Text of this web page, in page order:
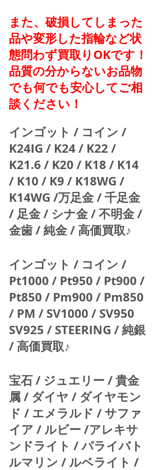
また、破損してしまった
品や変形した指輪など状
態問わず買取りOKです！
品質の分からないお品物
でも何でも安心してご相
談ください！
インゴット / コイン /
K24IG / K24 / K22 /
K21.6 / K20 / K18 / K14
/ K10 / K9 / K18WG /
K14WG /万足金 / 千足金
/ 足金 / シナ金 / 不明金 /
金歯 / 純金 / 高価買取♪
インゴット / コイン /
Pt1000 / Pt950 / Pt900 /
Pt850 / Pm900 / Pm850
/ PM / SV1000 / SV950
SV925 / STEERING / 純銀
/ 高価買取♪
宝石 / ジュエリー / 貴金
属 / ダイヤ / ダイヤモン
ド / エメラルド / サファ
イア / ルビー /アレキサ
ンドライト / パライバト
ルマリン / ルベライト /